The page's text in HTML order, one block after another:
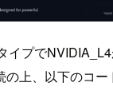
イプで
上、以下のコー